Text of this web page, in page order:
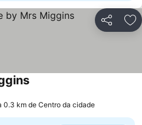
Partilhar
Ver preços
0.3 km de Centro da cidade